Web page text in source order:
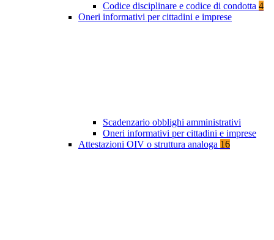
Codice disciplinare e codice di condotta 4
Oneri informativi per cittadini e imprese
Scadenzario obblighi amministrativi
Oneri informativi per cittadini e imprese
Attestazioni OIV o struttura analoga 16